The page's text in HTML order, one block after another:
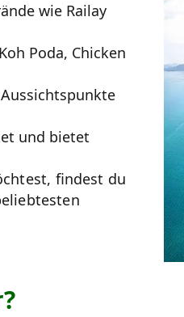
wie Railay
Poda, Chicken
und bietet
findest du